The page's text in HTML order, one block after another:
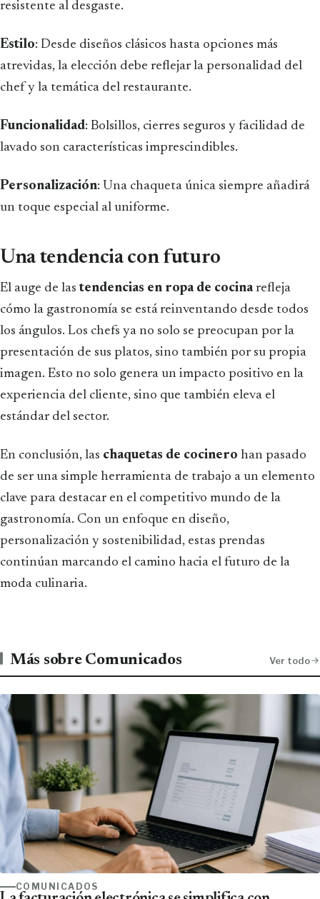
resistente al desgaste.
Estilo: Desde diseños clásicos hasta opciones más
atrevidas, la elección debe reflejar la personalidad del
chef y la temática del restaurante.
Funcionalidad: Bolsillos, cierres seguros y facilidad de
lavado son características imprescindibles.
Personalización: Una chaqueta única siempre añadirá
un toque especial al uniforme.
Una tendencia con futuro
El auge de lastendencias en ropa de cocinarefleja
cómo la gastronomía se está reinventando desde todos
los ángulos. Los chefs ya no solo se preocupan por la
presentación de sus platos, sino también por su propia
imagen. Esto no solo genera un impacto positivo en la
experiencia del cliente, sino que también eleva el
estándar del sector.
En conclusión, las chaquetas de cocinero han pasado
de ser una simple herramienta de trabajo a un elemento
clave para destacar en el competitivo mundo de la
gastronomía. Con un enfoque en diseño,
personalización y sostenibilidad, estas prendas
continúan marcando el camino hacia el futuro de la
moda culinaria.
Más sobre Comunicados Ver todo
COMUNICADOS